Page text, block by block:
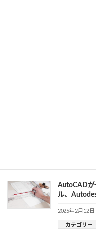
AutoCADが
ル、
2025年2月12日
カテゴリー